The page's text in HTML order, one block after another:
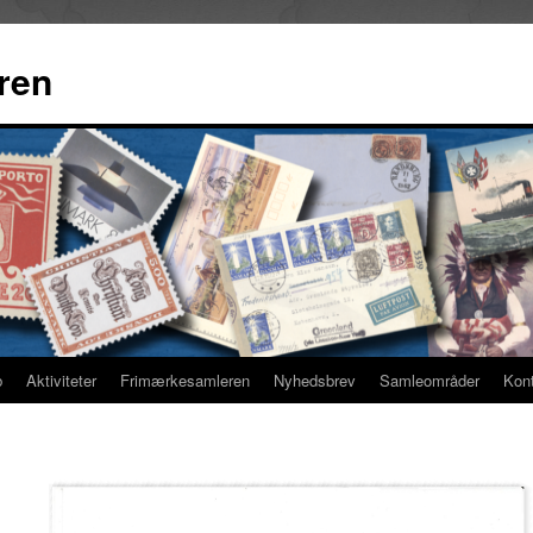
Aktiviteter Frimærkesamleren Nyhedsbrev Samleområder